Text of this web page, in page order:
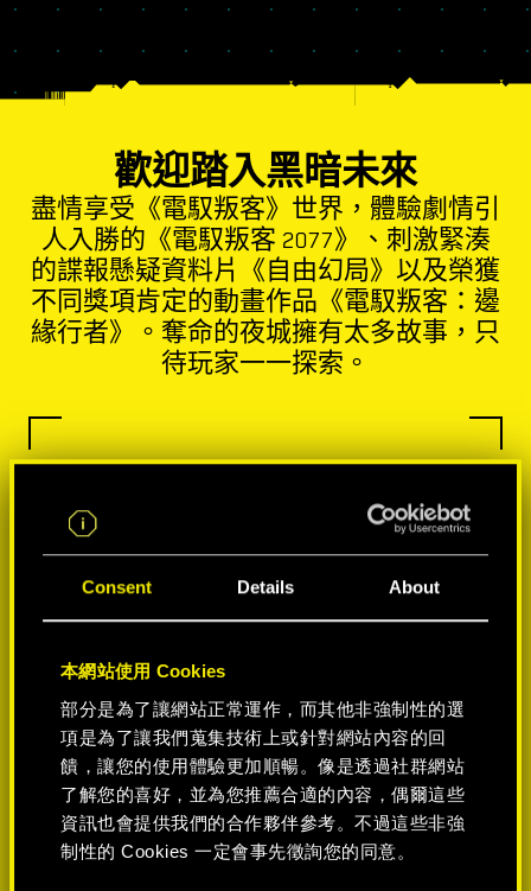
Consent Details About
本網站使用 Cookies
部分是為了讓網站正常運作，而其他非強制性的選
項是為了讓我們蒐集技術上或針對網站內容的回
饋，讓您的使用體驗更加順暢。像是透過社群網站
了解您的喜好，並為您推薦合適的內容，偶爾這些
資訊也會提供我們的合作夥伴參考。不過這些非強
制性的 Cookies 一定會事先徵詢您的同意。
歡迎踏入黑暗未來
盡情享受《電馭叛客》世界，體驗劇情引
人入勝的《電馭叛客 2077》、刺激緊湊
的諜報懸疑資料片《自由幻局》以及榮獲
不同獎項肯定的動畫作品《電馭叛客：邊
緣行者》。奪命的夜城擁有太多故事，只
待玩家一一探索。